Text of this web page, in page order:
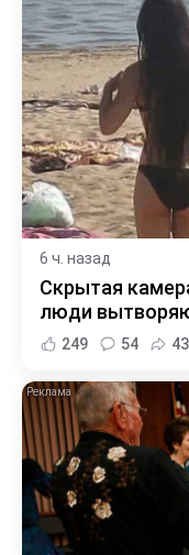
6 ч. назад
Скрытая
люди
249 54 43